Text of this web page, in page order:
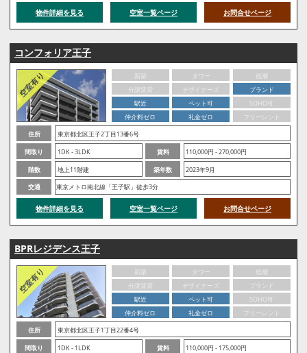
物件詳細を見る 空室一覧ページ お問合せページ
コンフォリア王子
新築 タワー
低層
分譲賃貸
デザイナーズ
ブランド
駅近
ペット可
SOHO可
仲介料ゼロ
礼金ゼロ
フリーレント
住所
東京都北区王子2丁目13番6号
間取り
1DK - 3LDK 賃料
110,000円 - 270,000円
階数
地上11階建 築年数
2023年9月
交通
東京メトロ南北線「王子駅」徒歩3分
物件詳細を見る 空室一覧ページ お問合せページ
BPRレジデンス王子
新築 タワー
低層
分譲賃貸
デザイナーズ
ブランド
駅近
ペット可
SOHO可
仲介料ゼロ
礼金ゼロ
フリーレント
住所
東京都北区王子1丁目22番4号
間取り
1DK - 1LDK 賃料
110,000円 - 175,000円